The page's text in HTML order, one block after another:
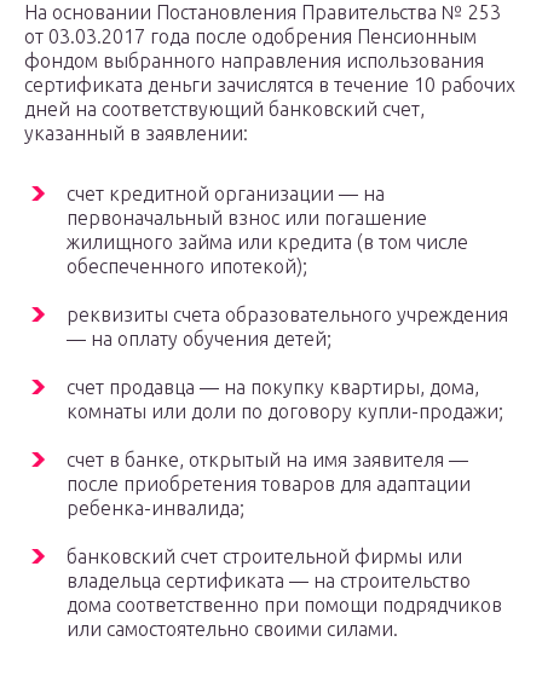
На основании Постановления Правительства № 253
от 03.03.2017 года после одобрения Пенсионным
фондом выбранного направления использования
сертификата деньги зачислятся в течение 10 рабочих
дней на соответствующий банковский счет,
указанный в заявлении:
счет кредитной организации — на
первоначальный взнос или погашение
жилищного займа или кредита (в том числе
обеспеченного ипотекой);
реквизиты счета образовательного учреждения
— на оплату обучения детей;
счет продавца — на покупку квартиры, дома,
комнаты или доли по договору купли-продажи;
счет в банке, открытый на имя заявителя —
после приобретения товаров для адаптации
ребенка-инвалида;
банковский счет строительной фирмы или
владельца сертификата — на строительство
дома соответственно при помощи подрядчиков
или самостоятельно своими силами.